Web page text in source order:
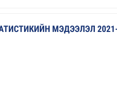
МЭДЭЭЛЭЛ